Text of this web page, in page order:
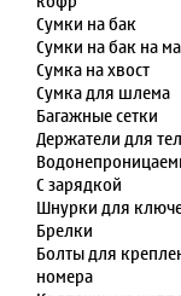
Сумки на бак
Сумки на бак на
Сумка на хвост
Сумка для шлема
Багажные сетки
Держатели для
С зарядкой
Шнурки для
Брелки
Болты для
номера